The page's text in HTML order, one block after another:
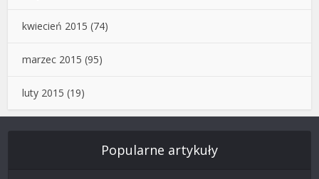
kwiecień 2015 (74)
marzec 2015 (95)
luty 2015 (19)
Popularne artykuły